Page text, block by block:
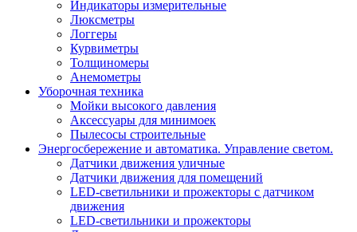
Индикаторы измерительные
Люксметры
Логгеры
Курвиметры
Толщиномеры
Анемометры
Уборочная техника
Мойки высокого давления
Аксессуары для минимоек
Пылесосы строительные
Энергосбережение и автоматика. Управление светом.
Датчики движения уличные
Датчики движения для помещений
LED-светильники и прожекторы с датчиком
движения
LED-светильники и прожекторы